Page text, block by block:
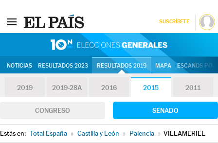
SUSCRÍBETE
NOTICIAS RESULTADOS 2023 RESULTADOS 2019 MAPA ESCAÑOS
2019 2019-28A 2016 2015 2011
CONGRESO SENADO
Estás en: Total España » Castilla y León » Palencia » VILLAMERIEL